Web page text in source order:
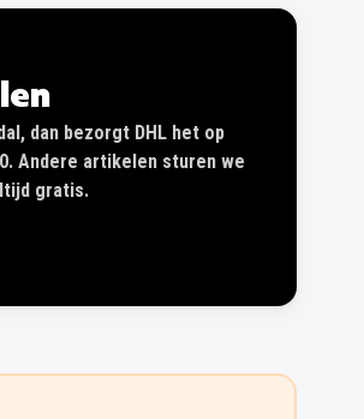
dan bezorgt DHL het op
Andere artikelen sturen we
gratis.